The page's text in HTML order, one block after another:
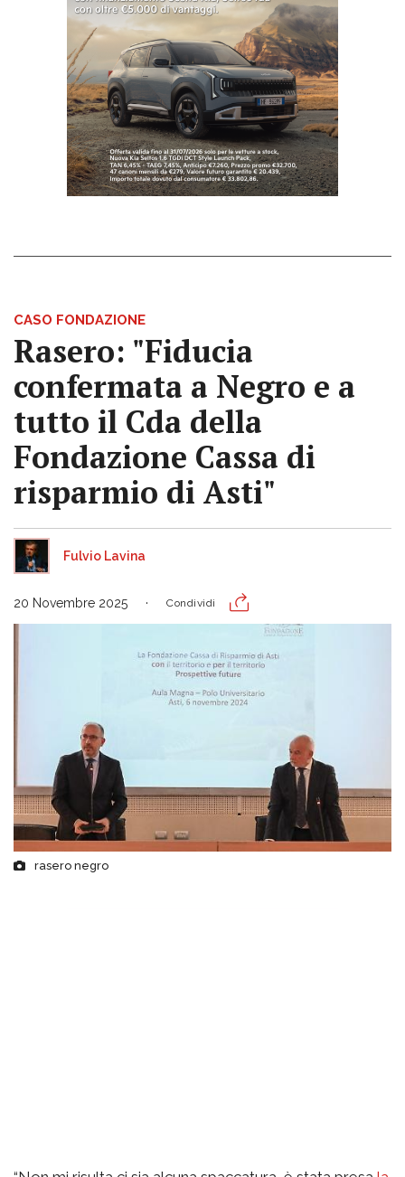
CASO FONDAZIONE
Rasero: "Fiducia
confermata a Negro e a
tutto il Cda della
Fondazione Cassa di
risparmio di Asti"
Fulvio Lavina
20 Novembre 2025 Condividi
rasero negro